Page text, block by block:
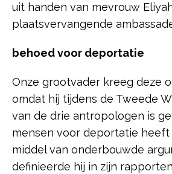
uit handen van mevrouw
plaatsvervangende
behoed voor deportatie
Onze grootvader kreeg deze
omdat hij tijdens de Tweede
van de drie antropologen is
mensen voor deportatie heeft
middel van onderbouwde
definieerde hij in zijn